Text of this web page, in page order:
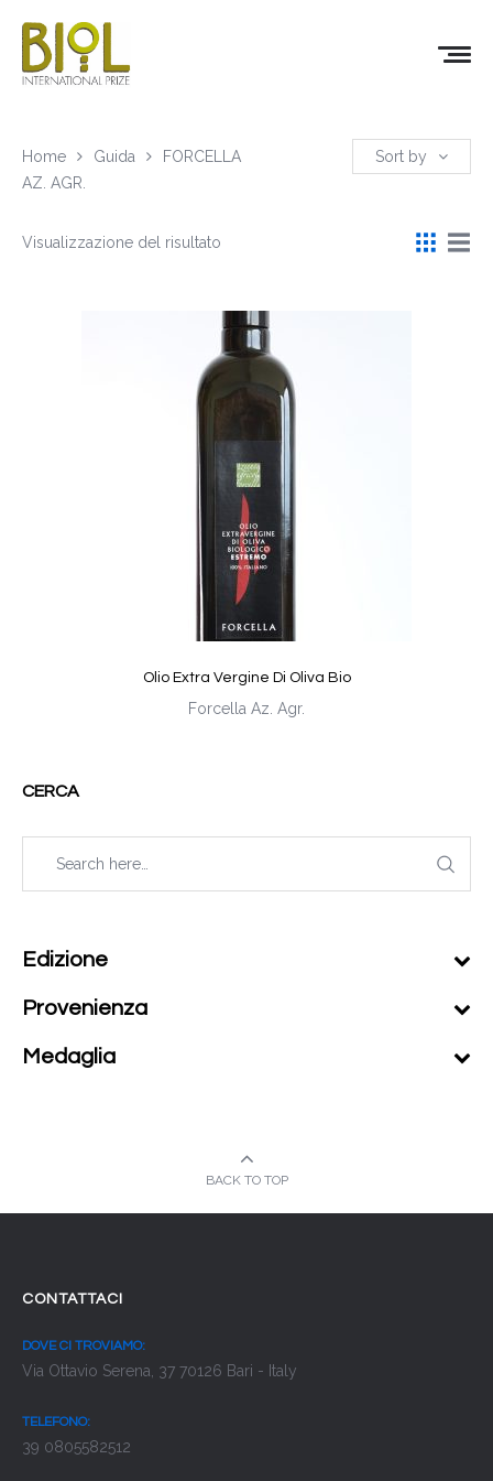
Home Guida
FORCELLA
AZ. AGR.
Sort by
Visualizzazione del risultato
Olio Extra Vergine Di Oliva Bio
Forcella Az. Agr.
CERCA
Edizione
Provenienza
Medaglia
BACK TO TOP
CONTATTACI
DOVE CI TROVIAMO:
Via Ottavio Serena, 37 70126 Bari - Italy
TELEFONO:
39 0805582512